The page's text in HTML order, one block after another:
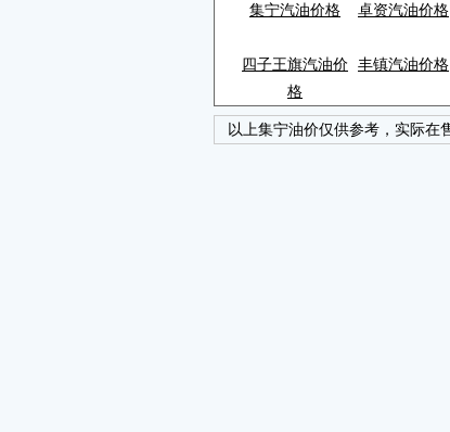
集宁汽油价格
卓资汽油价格
四子王旗汽油价
格
丰镇汽油价格
以上集宁油价仅供参考，实际在